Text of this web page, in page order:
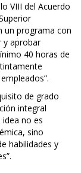
VIII del Acuerdo
un programa con
y aprobar
40 horas de
de grado
integral
no es
sino
habilidades y